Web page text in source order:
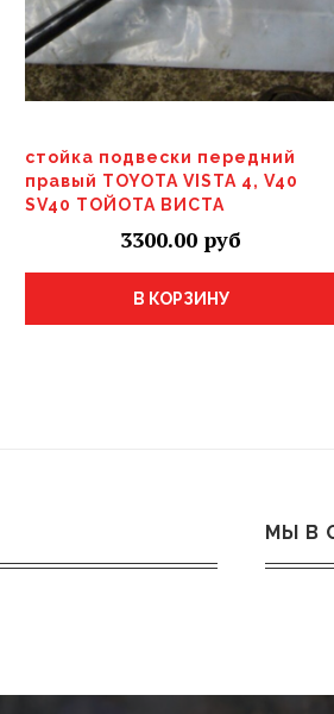
стойка подвески передний
правый TOYOTA VISTA 4, V40
SV40 ТОЙОТА ВИСТА
3300.00
В КОРЗИНУ
МЫ В